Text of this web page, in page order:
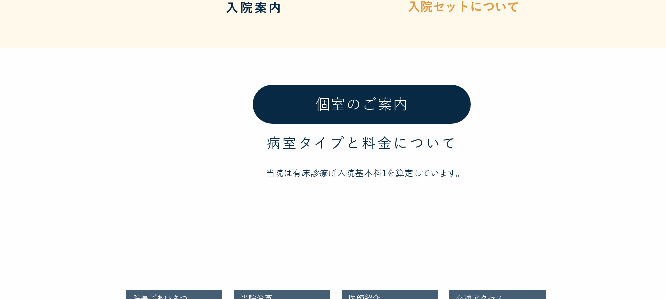
入院案内 入院セットについて
個室のご案内
病室タイプと料金について
当院は有床診療所入院基本料1を算定しています。